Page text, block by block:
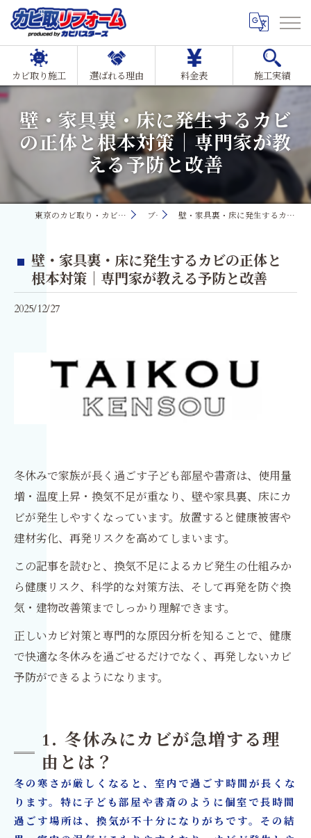
カビ取り施工 選ばれる理由 料金表 施工実績
壁・家具裏・床に発生するカビ
の正体と根本対策｜専門家が教
える予防と改善
東京のカビ取り・カビ対策ならMIST工法®カビ取リフォーム ブログ 壁・家具裏・床に発生するカビの正体と根本対策｜専門家が教える予防と改善
壁・家具裏・床に発生するカビの正体と
根本対策｜専門家が教える予防と改善
2025/12/27
冬休みで家族が長く過ごす子ども部屋や書斎は、使用量
増・温度上昇・換気不足が重なり、壁や家具裏、床にカ
ビが発生しやすくなっています。放置すると健康被害や
建材劣化、再発リスクを高めてしまいます。
この記事を読むと、換気不足によるカビ発生の仕組みか
ら健康リスク、科学的な対策方法、そして再発を防ぐ換
気・建物改善策までしっかり理解できます。
正しいカビ対策と専門的な原因分析を知ることで、健康
で快適な冬休みを過ごせるだけでなく、再発しないカビ
予防ができるようになります。
1. 冬休みにカビが急増する理
由とは？
冬の寒さが厳しくなると、室内で過ごす時間が長くな
ります。特に子ども部屋や書斎のように個室で長時間
過ごす場所は、換気が不十分になりがちです。その結